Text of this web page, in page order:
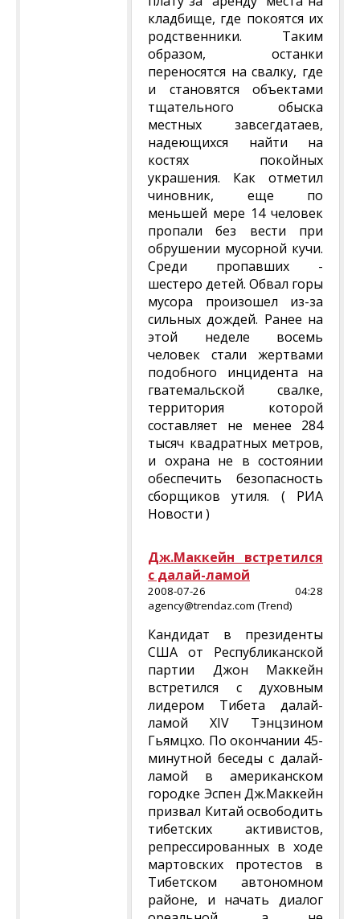
кладбище, где покоятся их
родственники. Таким
образом, останки
переносятся на свалку, где
и становятся объектами
тщательного обыска
местных завсегдатаев,
надеющихся найти на
костях покойных
украшения. Как отметил
чиновник, еще по
меньшей мере 14 человек
пропали без вести при
обрушении мусорной кучи.
Среди пропавших -
шестеро детей. Обвал горы
мусора произошел из-за
сильных дождей. Ранее на
этой неделе восемь
человек стали жертвами
подобного инцидента на
гватемальской свалке,
территория которой
составляет не менее 284
тысяч квадратных метров,
и охрана не в состоянии
обеспечить безопасность
сборщиков утиля. ( РИА
Новости )
Дж.Маккейн встретился
с далай-ламой
2008-07-26 04:28
agency@trendaz.com (Trend)
Кандидат в президенты
США от Республиканской
партии Джон Маккейн
встретился с духовным
лидером Тибета далай-
ламой XIV Тэнцзином
Гьямцхо. По окончании 45-
минутной беседы с далай-
ламой в американском
городке Эспен Дж.Маккейн
призвал Китай освободить
тибетских активистов,
репрессированных в ходе
мартовских протестов в
Тибетском автономном
районе, и начать диалог